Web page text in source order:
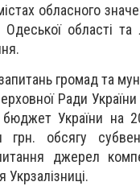
обласного
Одеської області
громад та
Ради
України на
обсягу
джерел